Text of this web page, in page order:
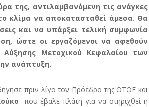
της, αντιλαμβανόμενη τις ανάγκες
κλίμα να αποκατασταθεί άμεσα. Θα
και να υπάρξει τελική συμφωνία
ώστε οι εργαζόμενοι να αφεθούν
Μετοχικού Κεφαλαίου των
ανάπτυξη.
πριν λίγο τον Πρόεδρο της ΟΤΟΕ και
-που έβαλε πλάτη για να στηριχθεί η